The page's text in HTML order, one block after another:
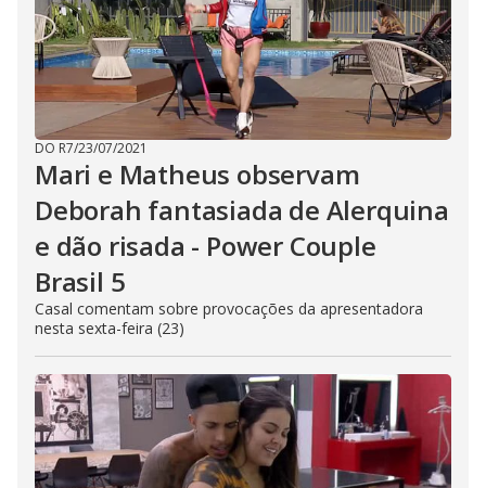
DO R7/23/07/2021
Mari e Matheus observam
Deborah fantasiada de Alerquina
e dão risada - Power Couple
Brasil 5
Casal comentam sobre provocações da apresentadora
nesta sexta-feira (23)